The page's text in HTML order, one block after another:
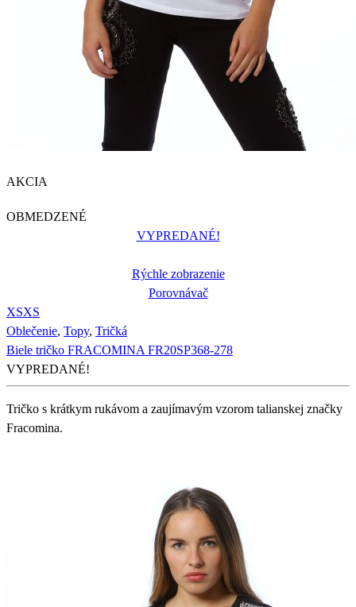
AKCIA
OBMEDZENÉ
VYPREDANÉ!
Rýchle zobrazenie
Porovnávač
XSXS
Oblečenie, Topy, Tričká
Biele tričko FRACOMINA FR20SP368-278
VYPREDANÉ!
Tričko s krátkym rukávom a zaujímavým vzorom talianskej značky
Fracomina.